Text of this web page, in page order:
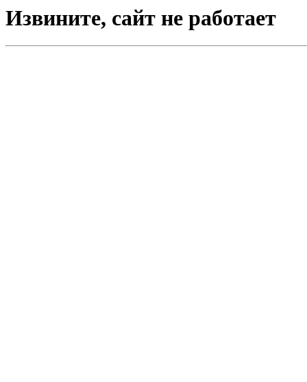
Извините, сайт не работает